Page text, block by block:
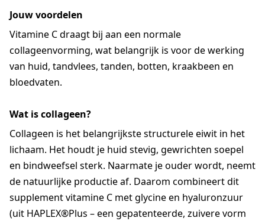
Jouw voordelen
Vitamine C draagt bij aan een normale
collageenvorming, wat belangrijk is voor de werking
van huid, tandvlees, tanden, botten, kraakbeen en
bloedvaten.
Wat is collageen?
Collageen is het belangrijkste structurele eiwit in het
lichaam. Het houdt je huid stevig, gewrichten soepel
en bindweefsel sterk. Naarmate je ouder wordt, neemt
de natuurlijke productie af. Daarom combineert dit
supplement vitamine C met glycine en hyaluronzuur
(uit HAPLEX®Plus – een gepatenteerde, zuivere vorm